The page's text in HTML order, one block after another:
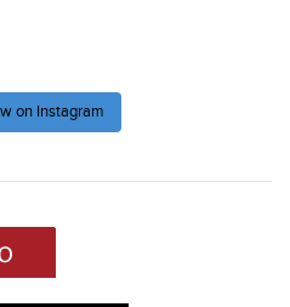
on Instagram